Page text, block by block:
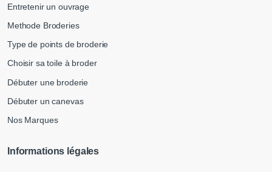
Entretenir un ouvrage
Methode Broderies
Type de points de broderie
Choisir sa toile à broder
Débuter une broderie
Débuter un canevas
Nos Marques
Informations légales